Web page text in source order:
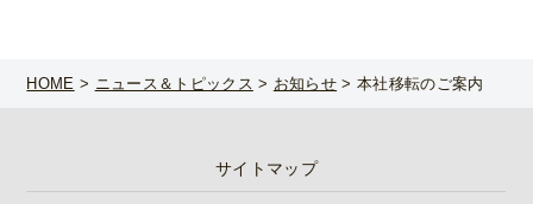
HOME > ニュース＆トピックス > お知らせ >本社移転のご案内
サイトマップ